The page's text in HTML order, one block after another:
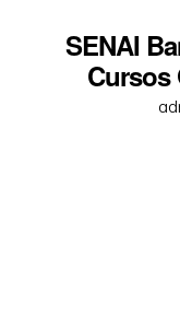
SENAI
Cursos